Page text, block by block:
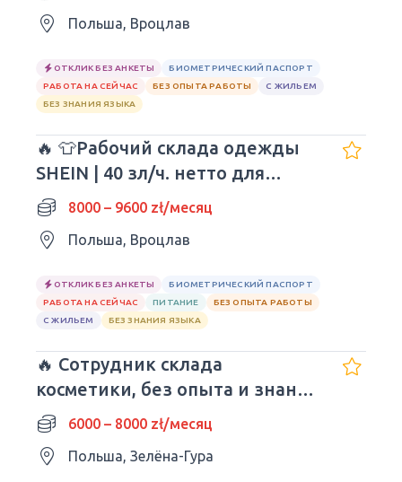
Польша, Вроцлав
ОТКЛИК БЕЗ АНКЕТЫ
БИОМЕТРИЧЕСКИЙ ПАСПОРТ
РАБОТА НА СЕЙЧАС
БЕЗ ОПЫТА РАБОТЫ
С ЖИЛЬЕМ
БЕЗ ЗНАНИЯ ЯЗЫКА
🔥 👕Рабочий склада одежды
SHEIN | 40 зл/ч. нетто для
молодежи!
8000 – 9600 zł/месяц
Польша, Вроцлав
ОТКЛИК БЕЗ АНКЕТЫ
БИОМЕТРИЧЕСКИЙ ПАСПОРТ
РАБОТА НА СЕЙЧАС
ПИТАНИЕ
БЕЗ ОПЫТА РАБОТЫ
С ЖИЛЬЕМ
БЕЗ ЗНАНИЯ ЯЗЫКА
🔥 Сотрудник склада
косметики, без опыта и знания
языка6000 – 8000 zł/месяц
Польша, Зелёна-Гура